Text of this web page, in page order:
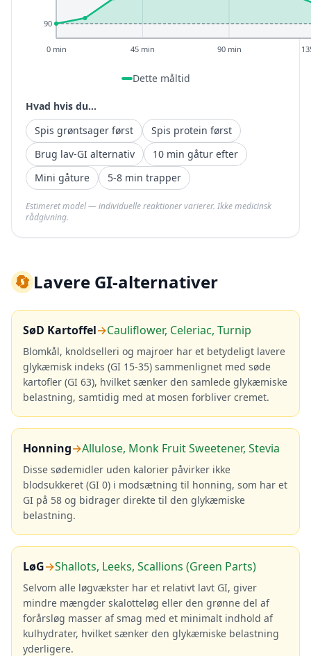
90
0 min 45 min 90 min
Dette måltid
Hvad hvis du...
Spis grøntsager først
Spis protein først
Brug lav-GI alternativ
10 min gåtur efter
Mini gåture
5-8 min trapper
Estimeret model — individuelle reaktioner varierer. Ikke medicinsk
rådgivning.
🔄Lavere GI-alternativer
SøD Kartoffel→Cauliflower, Celeriac, Turnip
Blomkål, knoldselleri og majroer har et betydeligt lavere
glykæmisk indeks (GI 15-35) sammenlignet med søde
kartofler (GI 63), hvilket sænker den samlede glykæmiske
belastning, samtidig med at mosen forbliver cremet.
Honning→Allulose, Monk Fruit Sweetener, Stevia
Disse sødemidler uden kalorier påvirker ikke
blodsukkeret (GI 0) i modsætning til honning, som har et
GI på 58 og bidrager direkte til den glykæmiske
belastning.
LøG→Shallots, Leeks, Scallions (Green Parts)
Selvom alle løgvækster har et relativt lavt GI, giver
mindre mængder skalotteløg eller den grønne del af
forårsløg masser af smag med et minimalt indhold af
kulhydrater, hvilket sænker den glykæmiske belastning
yderligere.